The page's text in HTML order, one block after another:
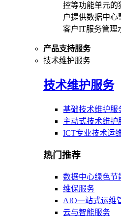
控等功能单元的
户提供数据中
客户IT服务管理
产品支持服务
技术维护服务
技术维护服务
基础技术维护服
主动式技术维护
ICT专业技术运
热门推荐
数据中心绿色节
维保服务
AIO一站式运维
云与智能服务